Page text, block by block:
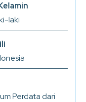
laki
Perdata dari